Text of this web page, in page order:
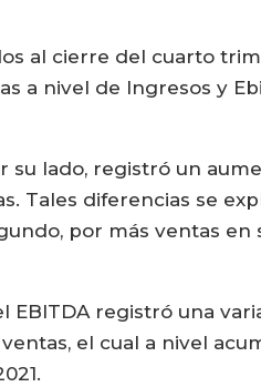
al cierre del cuarto
a nivel de Ingresos y
su lado, registró un
Tales diferencias se
por más ventas
EBITDA registró una
el cual a nivel